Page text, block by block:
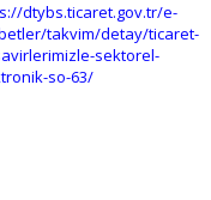
dtybs.ticaret.gov.tr/e-
takvim/detay/ticaret-
sektorel-
so-63/